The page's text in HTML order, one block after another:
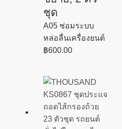
ชุด
A05 ซ่อมระบบ
หล่อลื่นเครื่องยนต์
฿600.00